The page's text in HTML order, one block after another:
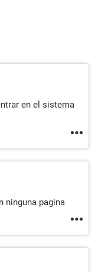
en el sistema
ninguna pagina